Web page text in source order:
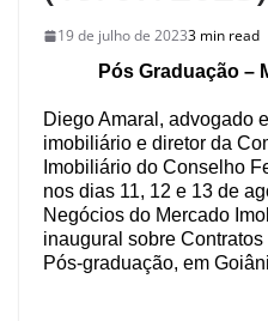
19 de julho de 20233 min read
Pós Graduação –
Diego Amaral, advogado
imobiliário e diretor da
Imobiliário do Conselho
nos dias 11, 12 e 13 de
Negócios do Mercado
inaugural sobre
Pós-graduação, em